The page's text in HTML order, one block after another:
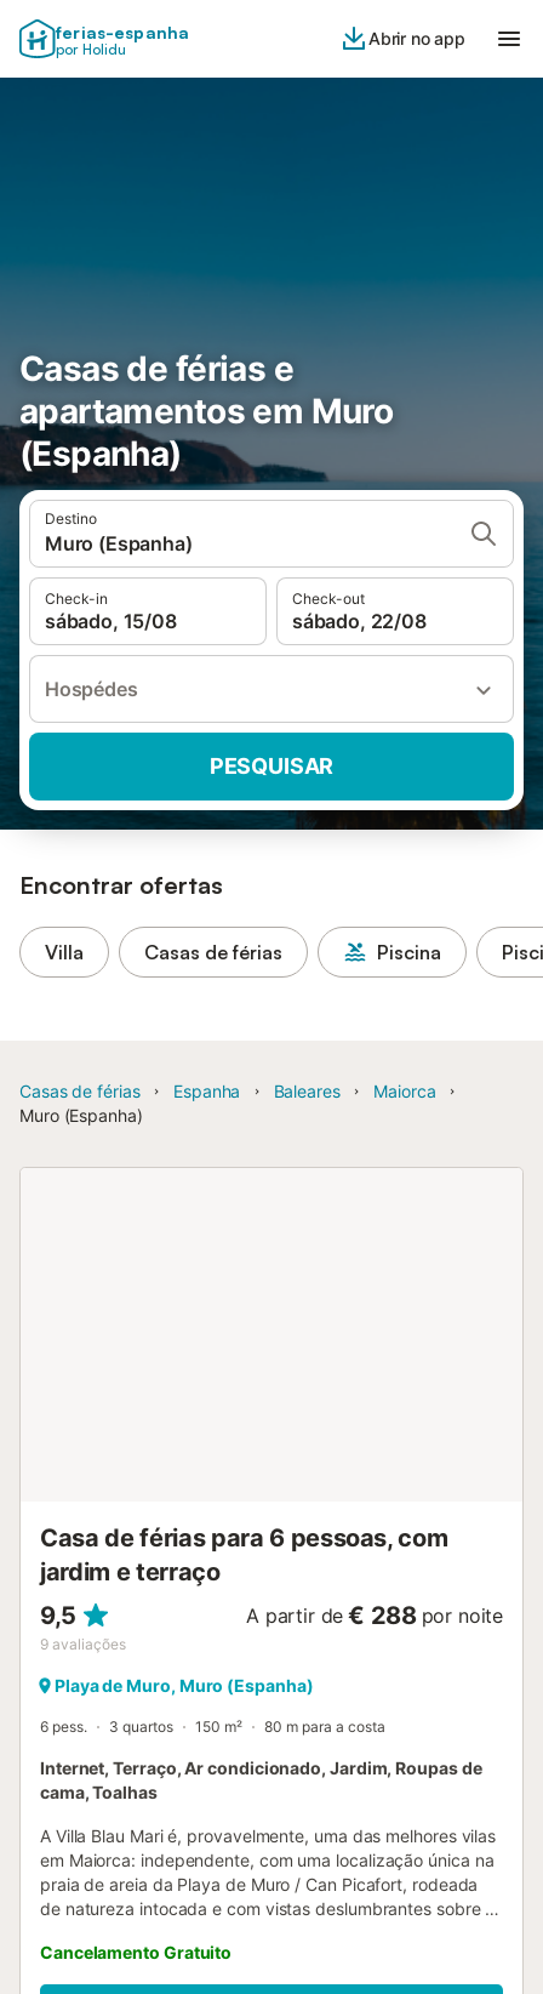
ferias-espanha
por Holidu
Abrir no app
Casas de férias e
apartamentos em Muro
(Espanha)
Destino
Muro (Espanha)
Check-in
sábado, 15/08
Check-out
sábado, 22/08
Hospédes
PESQUISAR
Encontrar ofertas
Villa Casas de férias Piscina
Casas de férias Espanha Baleares
Maiorca
Muro (Espanha)
Casa de férias para 6 pessoas, com
jardim e terraço
9,5
9 avaliações
A partir de € 288 por noite
Playa de Muro, Muro (Espanha)
6 pess. 3 quartos 150 m² 80 m para a costa
Internet, Terraço, Ar condicionado, Jardim, Roupas de
cama, Toalhas
A Villa Blau Mari é, provavelmente, uma das melhores vilas
em Maiorca: independente, com uma localização única na
praia de areia da Playa de Muro / Can Picafort, rodeada
de natureza intocada e com vistas deslumbrantes sobre o
acomoda 6 adultos em 4 quartos e dispõe de interiores
acolhedores, acabados no estilo tradicional mallorquino,
Cancelamento Gratuito